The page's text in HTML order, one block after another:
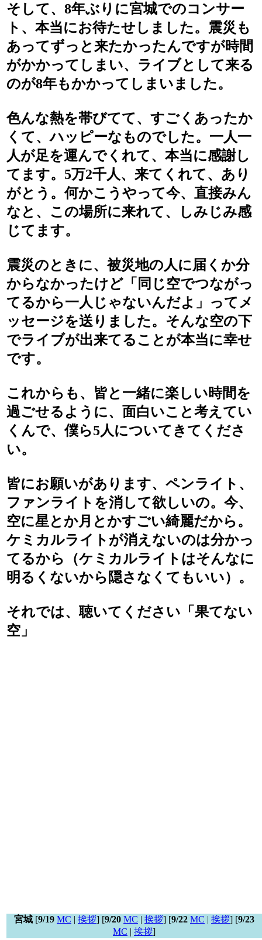
そして、8年ぶりに宮城でのコンサー
ト、本当にお待たせしました。震災も
あってずっと来たかったんですが時間
がかかってしまい、ライブとして来る
のが8年もかかってしまいました。
色んな熱を帯びてて、すごくあったか
くて、ハッピーなものでした。一人一
人が足を運んでくれて、本当に感謝し
てます。5万2千人、来てくれて、あり
がとう。何かこうやって今、直接みん
なと、この場所に来れて、しみじみ感
じてます。
震災のときに、被災地の人に届くか分
からなかったけど「同じ空でつながっ
てるから一人じゃないんだよ」ってメ
ッセージを送りました。そんな空の下
でライブが出来てることが本当に幸せ
です。
これからも、皆と一緒に楽しい時間を
過ごせるように、面白いこと考えてい
くんで、僕ら5人についてきてくださ
い。
皆にお願いがあります、ペンライト、
ファンライトを消して欲しいの。今、
空に星とか月とかすごい綺麗だから。
ケミカルライトが消えないのは分かっ
てるから（ケミカルライトはそんなに
明るくないから隠さなくてもいい）。
それでは、聴いてください「果てない
空」
宮城 [9/19 MC | 挨拶] [9/20 MC | 挨拶] [9/22 MC | 挨拶] [9/23
MC | 挨拶]